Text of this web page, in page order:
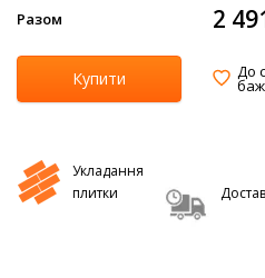
Разом 2
Купити До
Укладання
плитки